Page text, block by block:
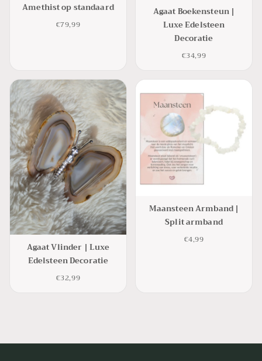
Amethist op standaard
€79,99
Agaat Boekensteun |
Luxe Edelsteen
Decoratie
€34,99
Agaat Vlinder | Luxe
Edelsteen Decoratie
€32,99
Maansteen Armband |
Split armband
€4,99